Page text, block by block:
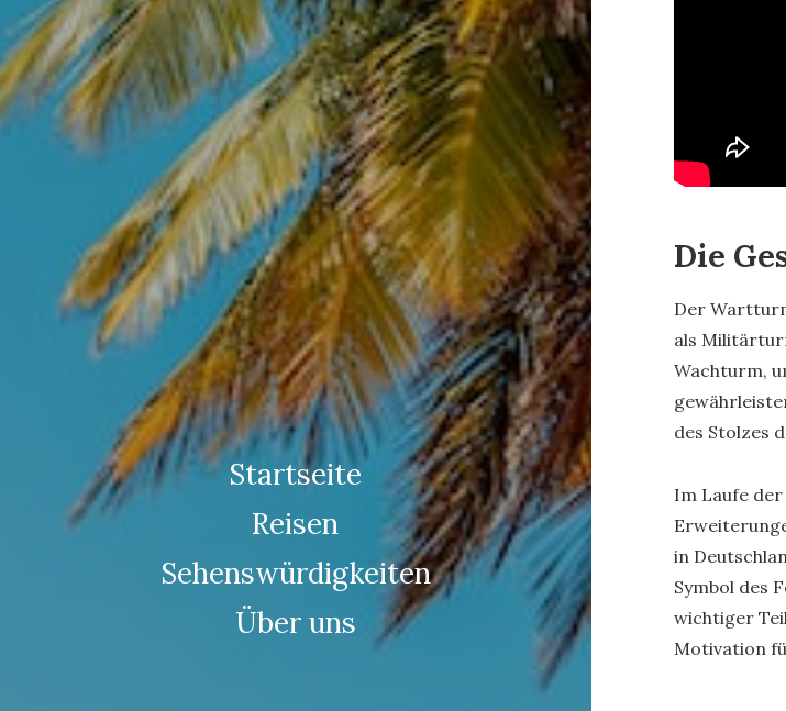
Startseite
Reisen
Sehenswürdigkeiten
Über uns
Die
Der
als
Wachturm,
des Stolzes
Im Laufe
in
Symbol des
wichtiger
Motivation